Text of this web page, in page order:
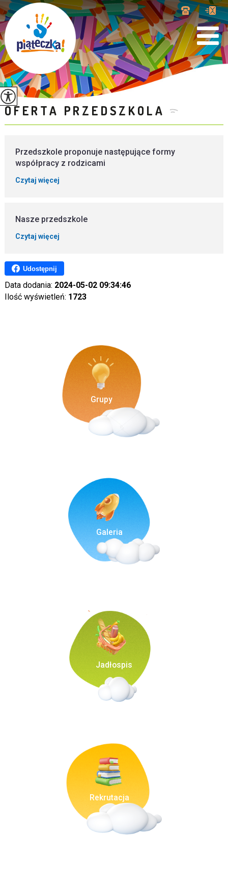
OFERTA PRZEDSZKOLA
Przedszkole proponuje następujące formy
współpracy z rodzicami
Czytaj więcej
Nasze przedszkole
Czytaj więcej
Udostępnij
Data dodania: 2024-05-02 09:34:46
Ilość wyświetleń: 1723
Grupy
Galeria
Jadłospis
Rekrutacja